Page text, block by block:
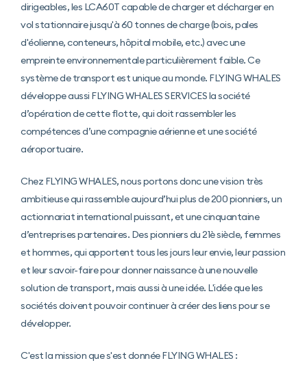
dirigeables, les LCA60T capable de charger et décharger en
vol stationnaire jusqu'à 60 tonnes de charge (bois, pales
d'éolienne, conteneurs, hôpital mobile, etc.) avec une
empreinte environnementale particulièrement faible. Ce
système de transport est unique au monde. FLYING WHALES
développe aussi FLYING WHALES SERVICES la société
d’opération de cette flotte, qui doit rassembler les
compétences d’une compagnie aérienne et une société
aéroportuaire.
Chez FLYING WHALES, nous portons donc une vision très
ambitieuse qui rassemble aujourd’hui plus de 200 pionniers, un
actionnariat international puissant, et une cinquantaine
d’entreprises partenaires. Des pionniers du 21è siècle, femmes
et hommes, qui apportent tous les jours leur envie, leur passion
et leur savoir-faire pour donner naissance à une nouvelle
solution de transport, mais aussi à une idée. L'idée que les
sociétés doivent pouvoir continuer à créer des liens pour se
développer.
C'est la mission que s'est donnée FLYING WHALES :